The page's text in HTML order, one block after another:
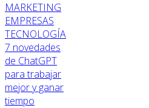
MARKETING
EMPRESAS
TECNOLOGÍA
7 novedades
de ChatGPT
para trabajar
mejor y ganar
tiempo